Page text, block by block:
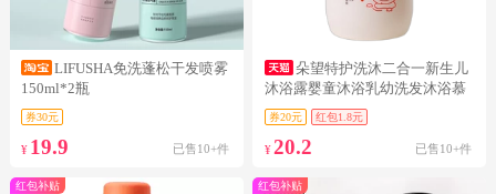
LIFUSHA免洗蓬松干发喷雾
150ml*2瓶
券30元
¥ 19.9 已售10+件
朵望特护洗沐二合一新生儿
沐浴露婴童沐浴乳幼洗发沐浴慕
斯230
券20元 红包1.8元
¥20.2 已售10+件
红包补贴 红包补贴